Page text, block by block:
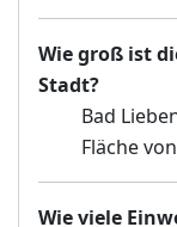
Wie groß ist
Stadt?
Bad
Fläche
Wie viele